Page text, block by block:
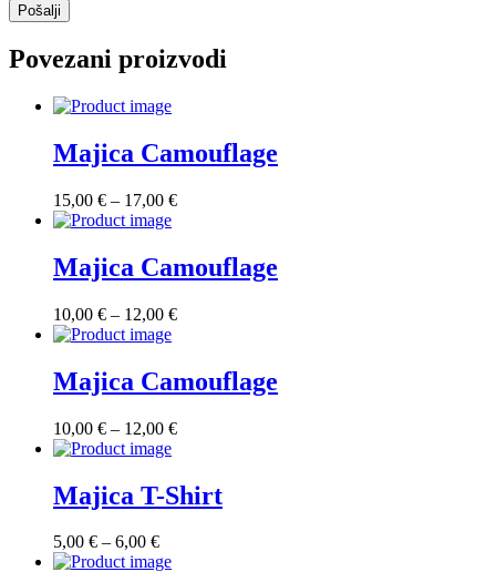
Povezani proizvodi
Majica Camouflage
15,00 € – 17,00 €Raspon
15,00 €
do
Majica Camouflage
10,00 € – 12,00 €Raspon
10,00 €
do
Majica Camouflage
10,00 € – 12,00 €Raspon
10,00 €
do
Majica T-Shirt
5,00 € – 6,00 €Raspon
cijena: